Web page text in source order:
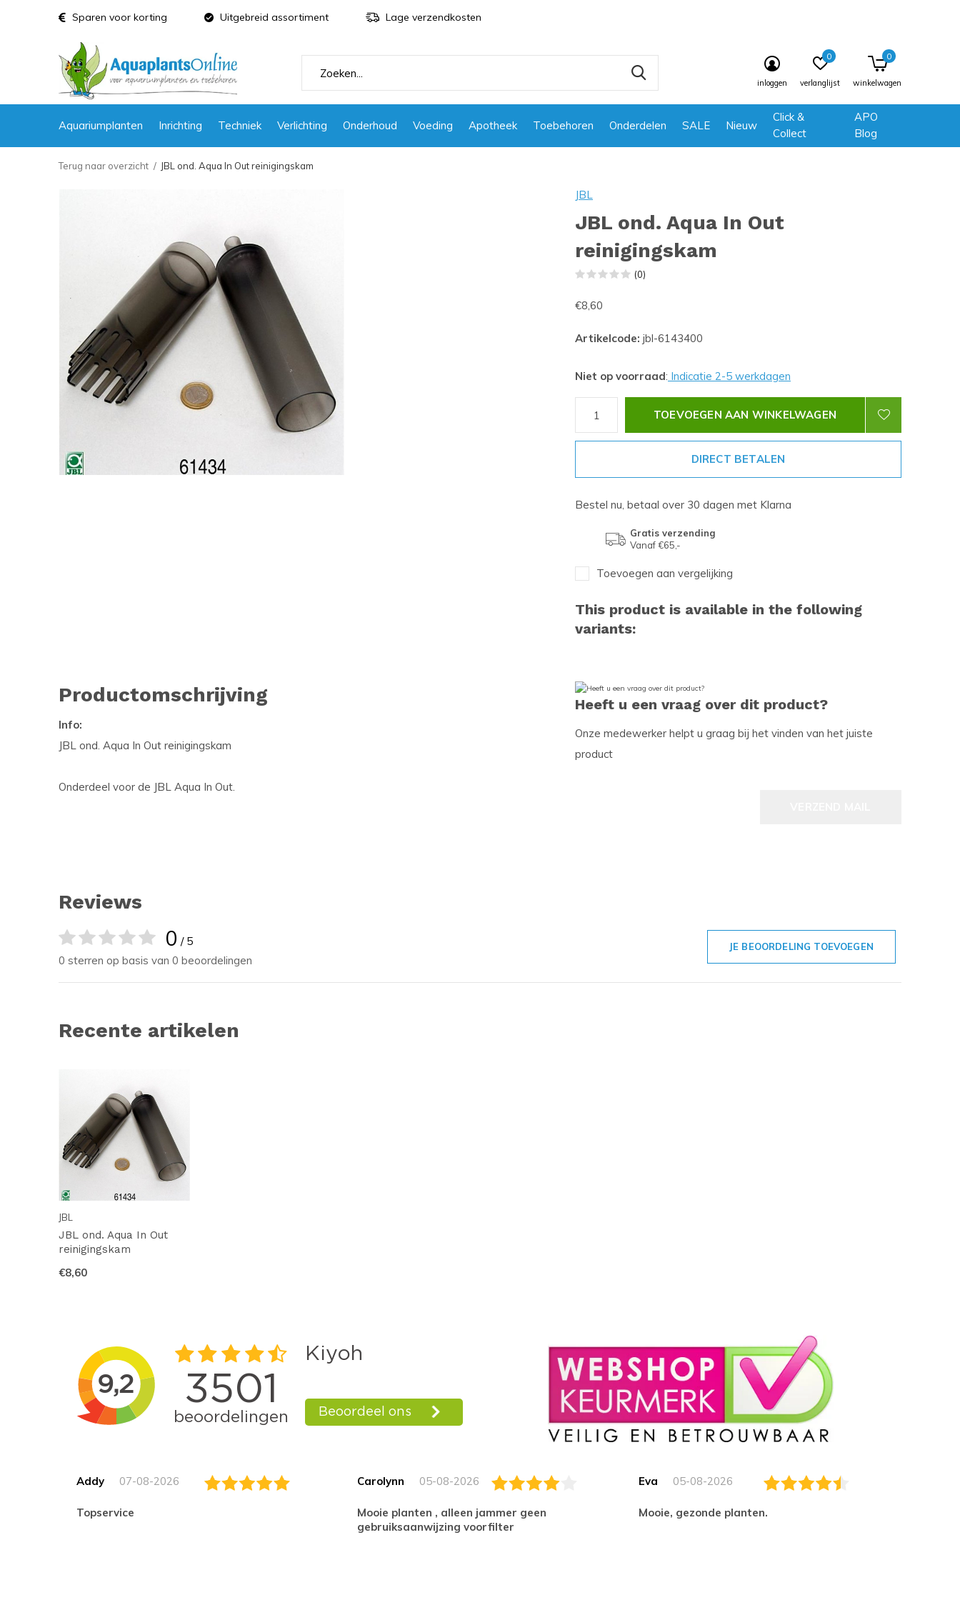
Aquariumplanten Inrichting Techniek Verlichting Onderhoud Voeding Apotheek Toebehoren Onderdelen SALE Nieuw
Click &
Collect
APO
Blog
inloggen verlanglijst
0
winkelwagen
0
Sparen voor korting Uitgebreid assortiment Lage verzendkosten
Terug naar overzicht JBL ond. Aqua In Out reinigingskam
JBL
JBL ond. Aqua In Out
reinigingskam
(0)
€8,60
Artikelcode: jbl-6143400
Niet op voorraad: Indicatie 2-5 werkdagen
TOEVOEGEN AAN WINKELWAGEN
DIRECT BETALEN
Bestel nu, betaal over 30 dagen met Klarna
Gratis verzending
Vanaf €65,-
Toevoegen aan vergelijking
This product is available in the following
variants:
Productomschrijving
Info:
JBL ond. Aqua In Out reinigingskam
Onderdeel voor de JBL Aqua In Out.
Heeft u een vraag over dit product?
Onze medewerker helpt u graag bij het vinden van het juiste
product
Reviews
0 / 5
0 sterren op basis van 0 beoordelingen
JE BEOORDELING TOEVOEGEN
Recente artikelen
JBL
JBL ond. Aqua In Out
reinigingskam
€8,60
Addy 07-08-2026
topservice
Carolynn 05-08-2026
Mooie planten , alleen jammer geen
gebruiksaanwijzing voorfilter
Eva 05-08-2026
Mooie, gezonde planten.